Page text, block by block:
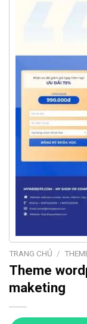
TRANG CHỦ /
Theme
maketing